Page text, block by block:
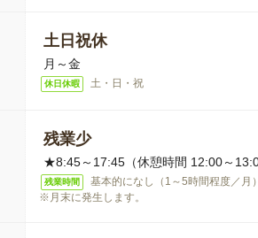
土日祝休
月～金
休日休暇 土・日・祝
残業少
★8:45～17:45（休憩時間 12:00～
残業時間
基本的になし（1～5時間程度／月）
※月末に発生します。